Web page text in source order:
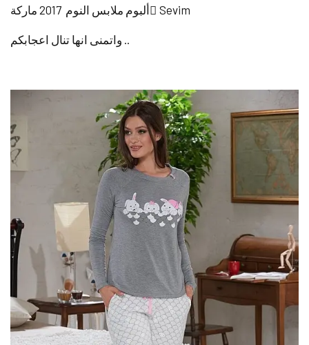
ألبوم ملابس النوم 2017 ماركة ٍSevim
واتمنى انها تنال اعجابكم ..